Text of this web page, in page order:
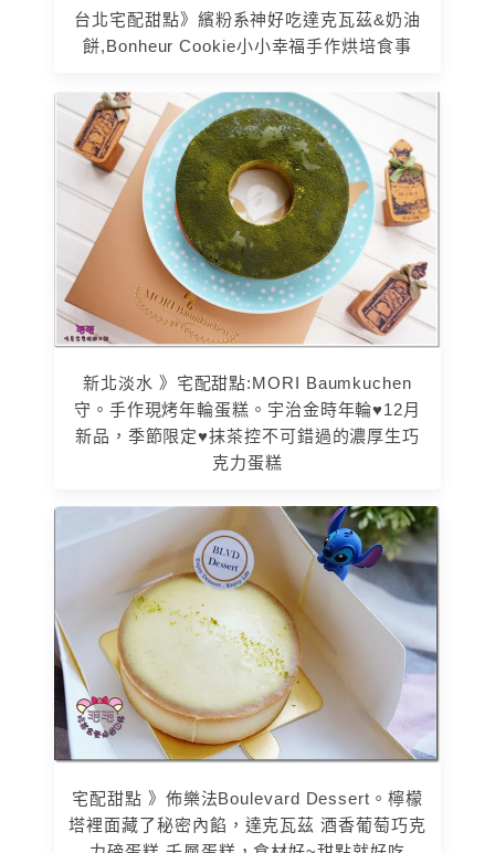
台北宅配甜點》繽粉系神好吃達克瓦茲&奶油
餅,Bonheur Cookie小小幸福手作烘培食事
新北淡水 》宅配甜點:MORI Baumkuchen
守。手作現烤年輪蛋糕。宇治金時年輪♥12月
新品，季節限定♥抹茶控不可錯過的濃厚生巧
克力蛋糕
宅配甜點 》佈樂法Boulevard Dessert。檸檬
塔裡面藏了秘密內餡，達克瓦茲 酒香葡萄巧克